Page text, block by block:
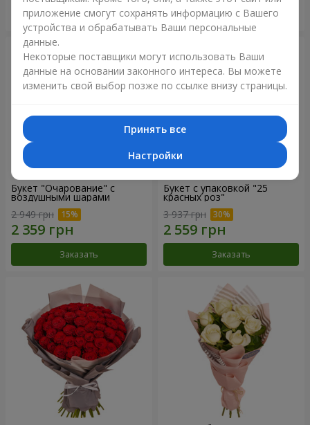
Заказать Заказать
Букет "Очарование" с
воздушными шарами
2 949 грн
Заказать
Букет с упаковкой "25
красных роз"
3 937 грн
Заказать
приложение смогут сохранять информацию с Вашего
устройства и обрабатывать Ваши персональные
данные.
Некоторые поставщики могут использовать Ваши
данные на основании законного интереса. Вы можете
изменить свой выбор позже по ссылке внизу страницы.
Принять все
Настройки